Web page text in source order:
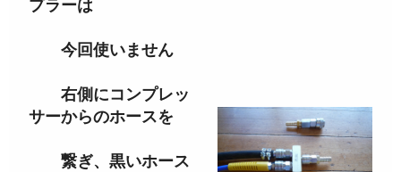
プラーは
今回使いません
右側にコンプレッ
サーからのホースを
繋ぎ、黒いホース